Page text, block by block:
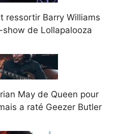
ressortir Barry Williams
de Lollapalooza
May de Queen pour
a raté Geezer Butler